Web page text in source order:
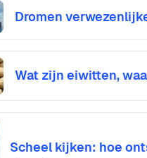
Dromen
Wat zijn eiwitten,
Scheel kijken: hoe